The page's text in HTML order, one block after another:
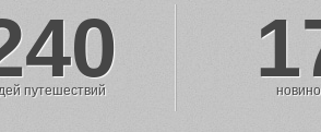
путешествий